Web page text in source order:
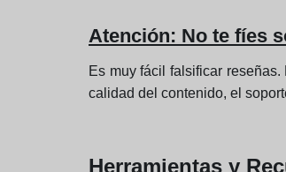
Atención: No te fíes
Es muy fácil falsificar
calidad del contenido, el
Herramientas y